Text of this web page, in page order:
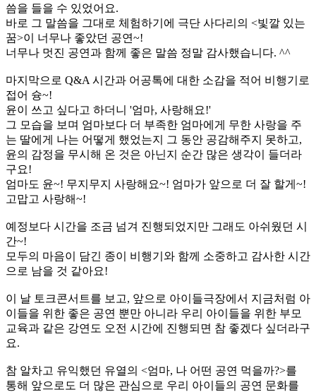
씀을 들을 수 있었어요.
바로 그 말씀을 그대로 체험하기에 극단 사다리의 <빛깔 있는
꿈>이 너무나 좋았던 공연~!
너무나 멋진 공연과 함께 좋은 말씀 정말 감사했습니다. ^^
마지막으로 Q&A 시간과 어공톡에 대한 소감을 적어 비행기로
접어 슝~!
윤이 쓰고 싶다고 하더니 '엄마, 사랑해요!'
그 모습을 보며 엄마보다 더 부족한 엄마에게 무한 사랑을 주
는 딸에게 나는 어떻게 했었는지 그 동안 공감해주지 못하고,
윤의 감정을 무시해 온 것은 아닌지 순간 많은 생각이 들더라
구요!
엄마도 윤~! 무지무지 사랑해요~! 엄마가 앞으로 더 잘 할게~!
고맙고 사랑해~!
예정보다 시간을 조금 넘겨 진행되었지만 그래도 아쉬웠던 시
간~!
모두의 마음이 담긴 종이 비행기와 함께 소중하고 감사한 시간
으로 남을 것 같아요!
​이 날 토크콘서트를 보고, 앞으로 아이들극장에서 지금처럼 아
이들을 위한 좋은 공연 뿐만 아니라 우리 아이들을 위한 부모
교육과 같은 강연도 오전 시간에 진행되면 참 좋겠다 싶더라구
요.
참 알차고 유익했던 유열의 <엄마, 나 어떤 공연 먹을까?>를
통해 앞으로도 더 많은 관심으로 우리 아이들의 공연 문화를